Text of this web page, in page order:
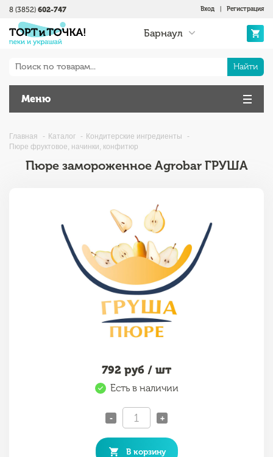
Вход Регистрация
Барнаул
8 (3852) 602-747
Найти
Меню
Главная Каталог
Кондитерские ингредиенты
Пюре фруктовое, начинки, конфитюр
Пюре замороженное Agrobar ГРУША
792 руб / шт
Есть в наличии
- +
В корзину